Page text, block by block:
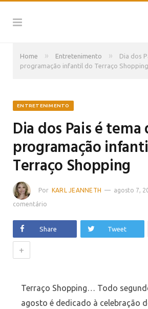
Home » Entretenimento »
Dia dos
programação infantil do Terraço Shopping
ENTRETENIMENTO
Dia dos Pais é tema
programação
Terraço Shopping
Por KARL JEANNETH agosto 7,
comentário
Share Tweet
+
Terraço Shopping… Todo
agosto é dedicado à celebração